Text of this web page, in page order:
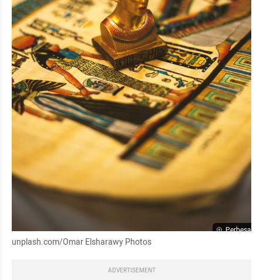
Perbesar
unplash.com/Omar Elsharawy Photos
ADVERTISEMENT